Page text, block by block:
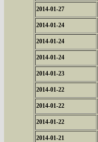
2014-01-27
2014-01-24
2014-01-24
2014-01-24
2014-01-23
2014-01-22
2014-01-22
2014-01-22
2014-01-21